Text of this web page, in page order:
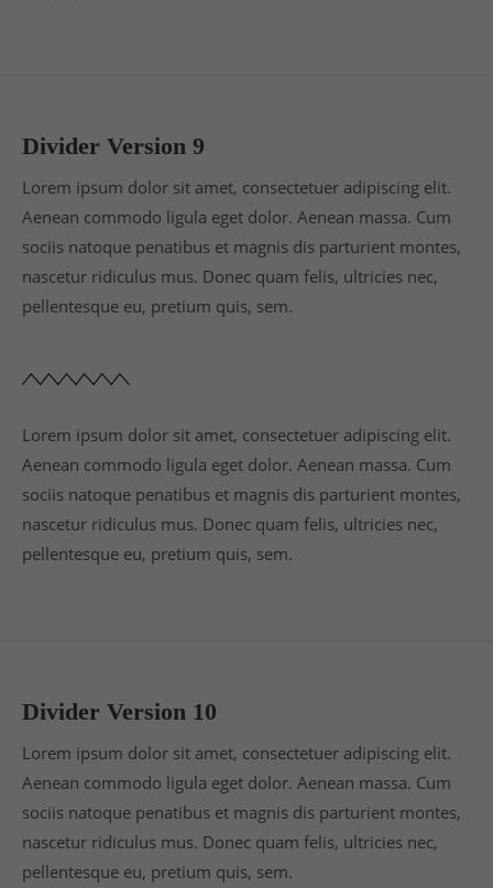
Divider Version 9
Lorem ipsum dolor sit amet, consectetuer adipiscing elit.
Aenean commodo ligula eget dolor. Aenean massa. Cum
sociis natoque penatibus et magnis dis parturient montes,
nascetur ridiculus mus. Donec quam felis, ultricies nec,
pellentesque eu, pretium quis, sem.
Lorem ipsum dolor sit amet, consectetuer adipiscing elit.
Aenean commodo ligula eget dolor. Aenean massa. Cum
sociis natoque penatibus et magnis dis parturient montes,
nascetur ridiculus mus. Donec quam felis, ultricies nec,
pellentesque eu, pretium quis, sem.
Divider Version 10
Lorem ipsum dolor sit amet, consectetuer adipiscing elit.
Aenean commodo ligula eget dolor. Aenean massa. Cum
sociis natoque penatibus et magnis dis parturient montes,
nascetur ridiculus mus. Donec quam felis, ultricies nec,
pellentesque eu, pretium quis, sem.